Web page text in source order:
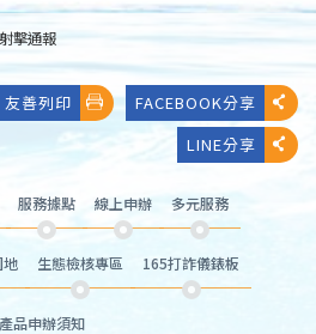
射擊通報
友善列印
FACEBOOK分享
LINE分享
服務據點 線上申辦 多元服務
地 生態檢核專區 165打詐儀錶板
品申辦須知